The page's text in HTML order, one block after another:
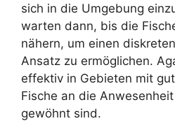
sich in die Umgebung
warten dann, bis die
nähern, um einen
Ansatz zu ermöglichen.
effektiv in Gebieten mit
Fische an die
gewöhnt sind.